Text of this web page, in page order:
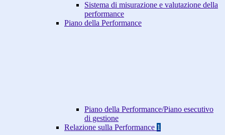
Sistema di misurazione e valutazione della
performance
Piano della Performance
Piano della Performance/Piano esecutivo
di gestione
Relazione sulla Performance 1